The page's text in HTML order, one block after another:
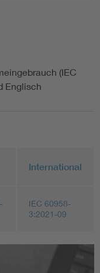
(IEC
Englisch
International
IEC 60958-
3:2021-09